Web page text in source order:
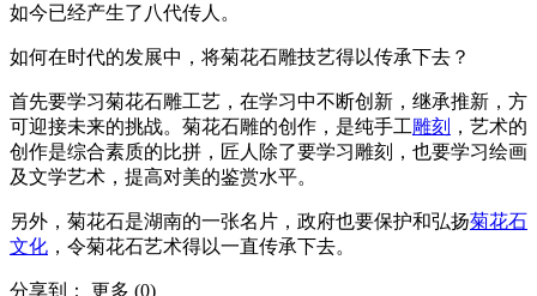
如今已经产生了八代传人。
如何在时代的发展中，将菊花石雕技艺得以传承下去？
首先要学习菊花石雕工艺，在学习中不断创新，继承推新，方
可迎接未来的挑战。菊花石雕的创作，是纯手工雕刻
，艺术的
创作是综合素质的比拼，匠人除了要学习雕刻，也要学习绘画
及文学艺术，提高对美的鉴赏水平。
另外，菊花石是湖南的一张名片，政府也要保护和弘扬菊花石
文化 ，令菊花石艺术得以一直传承下去。
分享到： 更多 (0)